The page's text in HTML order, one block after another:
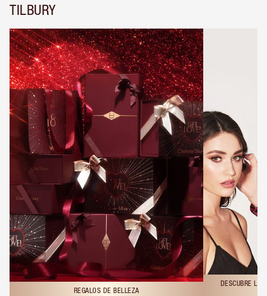
TILBURY
REGALOS DE BELLEZA
DESCUBRE